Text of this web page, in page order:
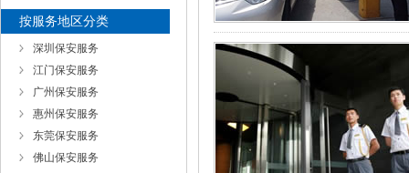
按服务地区分类
深圳保安服务
江门保安服务
广州保安服务
惠州保安服务
东莞保安服务
佛山保安服务